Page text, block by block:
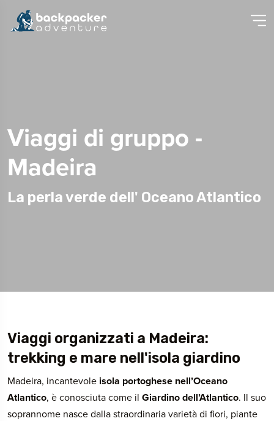
Viaggi di gruppo -
Madeira
La perla verde dell' Oceano Atlantico
Viaggi organizzati a Madeira:
trekking e mare nell'isola giardino
Madeira, incantevole isola portoghese nell’Oceano
Atlantico, è conosciuta come il Giardino dell’Atlantico. Il suo
soprannome nasce dalla straordinaria varietà di fiori, piante